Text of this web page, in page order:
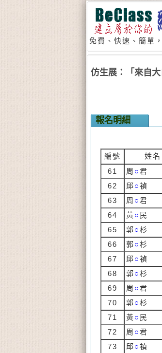
免費、快速、簡單
仿生展：「來自
報名明細
編號 姓名
61
周 ○君
62 邱○禎
63 周 ○君
64 黃○ 民
65 郭○杉
66 郭○杉
67 邱○禎
68 郭○杉
69 周 ○君
70 郭○杉
71 黃○ 民
72 周 ○君
73 邱○禎